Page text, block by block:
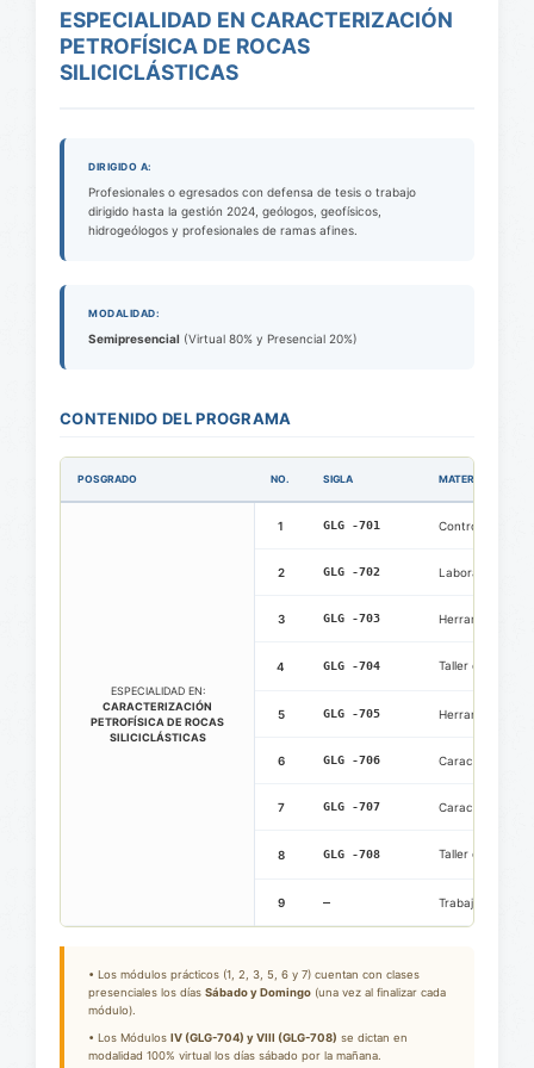
ESPECIALIDAD EN CARACTERIZACIÓN
PETROFÍSICA DE ROCAS
SILICICLÁSTICAS
DIRIGIDO A:
Profesionales o egresados con defensa de tesis o trabajo
dirigido hasta la gestión 2024, geólogos, geofísicos,
hidrogeólogos y profesionales de ramas afines.
MODALIDAD:
Semipresencial (Virtual 80% y Presencial 20%)
CONTENIDO DEL PROGRAMA
POSGRADO NO. SIGLA MATERIA /
ESPECIALIDAD EN:
CARACTERIZACIÓN
PETROFÍSICA DE ROCAS
SILICICLÁSTICAS
1 GLG -701 Control
2 GLG -702 Laboratorio de
3 GLG -703 Herramientas
4 GLG -704 Taller de
5 GLG -705 Herramientas
6 GLG -706 Caracterización
7 GLG -707 Caracterización
8 GLG -708 Taller de
9 — Trabajo de
• Los módulos prácticos (1, 2, 3, 5, 6 y 7) cuentan con clases
presenciales los días Sábado y Domingo (una vez al finalizar cada
módulo).
• Los Módulos IV (GLG-704) y VIII (GLG-708) se dictan en
modalidad 100% virtual los días sábado por la mañana.